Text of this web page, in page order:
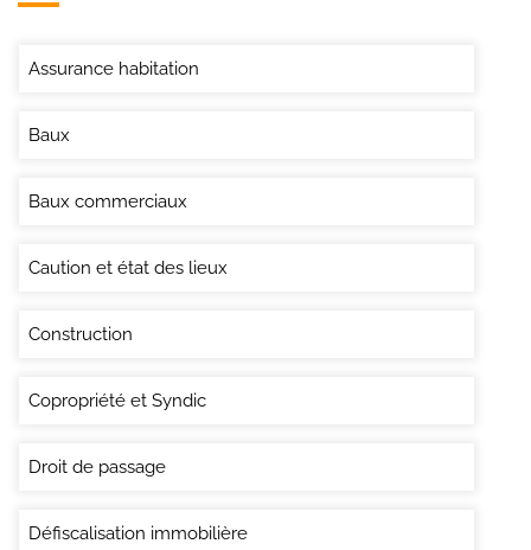
Assurance habitation
Baux
Baux commerciaux
Caution et état des lieux
Construction
Copropriété et Syndic
Droit de passage
Défiscalisation immobilière